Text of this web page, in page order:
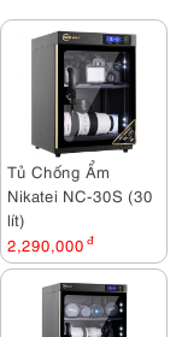
Tủ Chống Ẩm
Nikatei NC-30S (30
lít)
2,290,000 đ